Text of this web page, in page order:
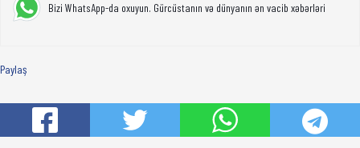
Bizi WhatsApp-da oxuyun. Gürcüstanın və dünyanın ən vacib xəbərləri
Paylaş